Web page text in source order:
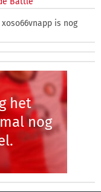
is nog
het
nog